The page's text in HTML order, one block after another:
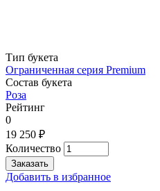
Тип букета
Ограниченная серия Premium
Состав букета
Роза
Рейтинг
0
19 250 ₽
Количество
Добавить в избранное